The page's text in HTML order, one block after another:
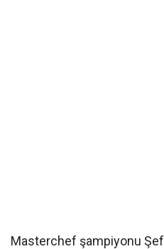
Masterchef şampiyonu Şef